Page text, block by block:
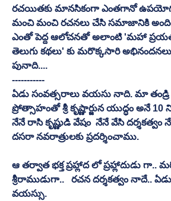
రచయితకు మానసికంగా ఎంతగానో
మంచి మంచి రచనలు చేసి సమాజానికి
ఎంతో పెద్ద ఆలోచనతో అలాంటి 'మహా
తెలుగు కథలు' కు మరొక్కసారి
పునాది....
-----------
ఏడు సంవత్సరాలు వయసు నాది. మా తండ్రి
ప్రోత్సాహంతో శ్రీ కృష్ణార్జున యుద్ధం అనే
నేనే రాసి కృష్ణుడి వేషం  నేనే వేసి దర్శకత్వం
దసరా నవరాత్రులకు ప్రదర్శించాము.
ఆ తర్వాత భక్త ప్రహ్లాద లో ప్రహ్లాదుడు
శ్రీరాముడుగా..   రచన దర్శకత్వం నాదే..
వయస్సు.